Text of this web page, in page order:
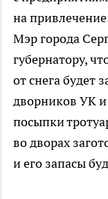
на
Мэр города
губернатору,
от снега будет
дворников УК и
посыпки
во дворах
и его запасы